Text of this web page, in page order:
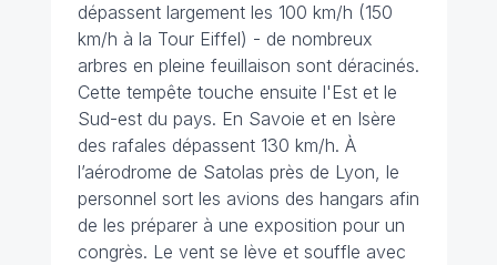
dépassent largement les 100 km/h (150
km/h à la Tour Eiffel) - de nombreux
arbres en pleine feuillaison sont déracinés.
Cette tempête touche ensuite l'Est et le
Sud-est du pays. En Savoie et en Isère
des rafales dépassent 130 km/h. À
l’aérodrome de Satolas près de Lyon, le
personnel sort les avions des hangars afin
de les préparer à une exposition pour un
congrès. Le vent se lève et souffle avec